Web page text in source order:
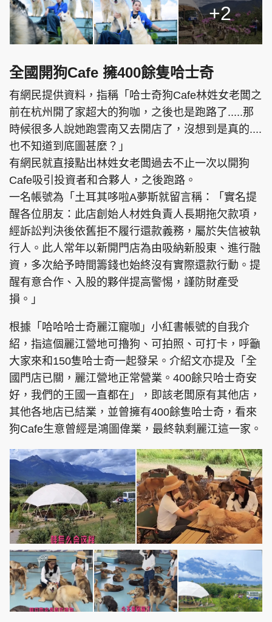
+2
全國開狗Cafe 擁400餘隻哈士奇
有網民提供資料，指稱「哈士奇狗Cafe林姓女老闆之
前在杭州開了家超大的狗咖，之後也是跑路了.....那
時候很多人說她跑雲南又去開店了，沒想到是真的....
也不知道到底圖甚麼？」
有網民就直接點出林姓女老闆過去不止一次以開狗
Cafe吸引投資者和合夥人，之後跑路。
一名帳號為「土耳其哆啦A夢斯就留言稱：「實名提
醒各位朋友：此店創始人材姓負責人長期拖欠款項，
經訴訟判決後依舊拒不履行還款義務，屬於失信被執
行人。此人常年以新開門店為由吸納新股東、進行融
資，多次給予時間籌錢也始終沒有實際還款行動。提
醒有意合作、入股的夥伴提高警惕，謹防財產受
損。」
根據「哈哈哈士奇麗江寵咖」小紅書帳號的自我介
紹，指這個麗江營地可擼狗、可拍照、可打卡，呼籲
大家來和150隻哈士奇一起發呆。介紹文亦提及「全
國門店已關，麗江營地正常營業。400餘只哈士奇安
好，我們的王國一直都在」，即該老闆原有其他店，
其他各地店已結業，並曾擁有400餘隻哈士奇，看來
狗Cafe生意曾經是鴻圖偉業，最終執剩麗江這一家。